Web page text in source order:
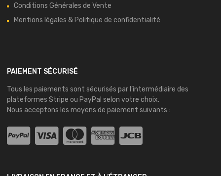
Conditions Générales de Vente
Mentions légales & Politique de confidentialité
PAIEMENT SÉCURISÉ
Tous les paiements sont sécurisés par l’intermédiaire des
plateformes Stripe ou PayPal selon votre choix.
Nous acceptons les moyens de paiement suivants :